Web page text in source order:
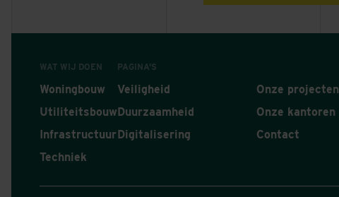
WAT WIJ DOEN
Woningbouw
Utiliteitsbouw
Infrastructuur
Techniek
PAGINA'S
Veiligheid
Duurzaamheid
Digitalisering
Onze projecten
Onze kantoren
Contact